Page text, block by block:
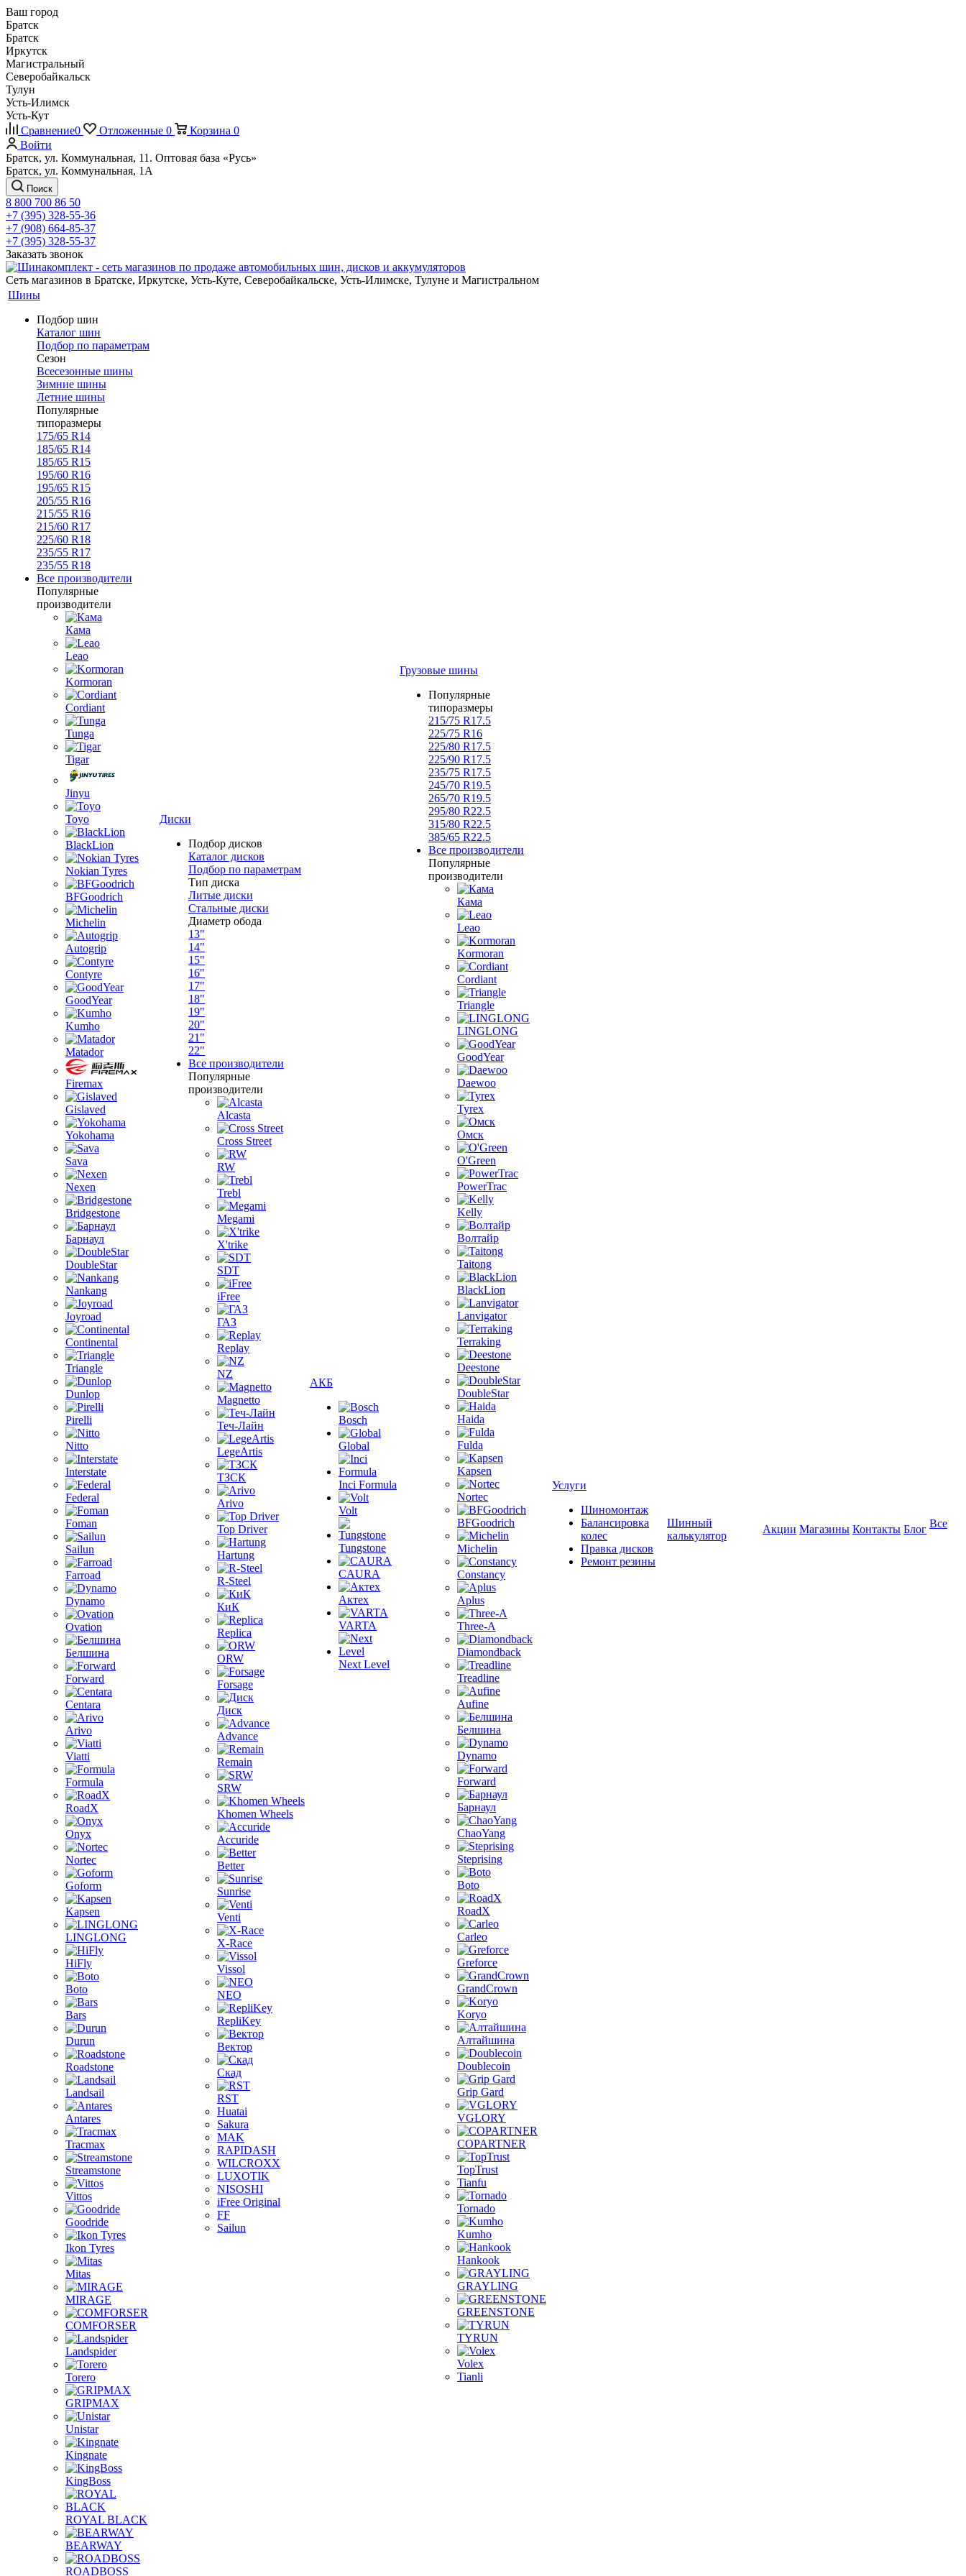
Ваш город
Братск
Братск
Иркутск
Магистральный
Северобайкальск
Тулун
Усть-Илимск
Усть-Кут
Сравнение0 Отложенные 0 Корзина 0
Войти
Братск, ул. Коммунальная, 11. Оптовая база «Русь»
Братск, ул. Коммунальная, 1А
Поиск
8 800 700 86 50
+7 (395) 328-55-36
+7 (908) 664-85-37
+7 (395) 328-55-37
Заказать звонок
Сеть магазинов в Братске, Иркутске, Усть-Куте, Северобайкальске, Усть-Илимске, Тулуне и Магистральном
Шины
Подбор шин
Каталог шин
Подбор по параметрам
Сезон
Всесезонные шины
Зимние шины
Летние шины
Популярные
типоразмеры
175/65 R14
185/65 R14
185/65 R15
195/60 R16
195/65 R15
205/55 R16
215/55 R16
215/60 R17
225/60 R18
235/55 R17
235/55 R18
Все производители
Популярные
производители
Кама
Leao
Kormoran
Cordiant
Tunga
Tigar
Jinyu
Toyo
BlackLion
Nokian Tyres
BFGoodrich
Michelin
Autogrip
Contyre
GoodYear
Kumho
Matador
Firemax
Gislaved
Yokohama
Sava
Nexen
Bridgestone
Барнаул
DoubleStar
Nankang
Joyroad
Continental
Triangle
Dunlop
Pirelli
Nitto
Interstate
Federal
Foman
Sailun
Farroad
Dynamo
Ovation
Белшина
Forward
Centara
Arivo
Viatti
Formula
RoadX
Onyx
Nortec
Goform
Kapsen
LINGLONG
HiFly
Boto
Bars
Durun
Roadstone
Landsail
Antares
Tracmax
Streamstone
Vittos
Goodride
Ikon Tyres
Mitas
MIRAGE
COMFORSER
Landspider
Torero
GRIPMAX
Unistar
Kingnate
KingBoss
ROYAL BLACK
BEARWAY
ROADBOSS
Диски
Подбор дисков
Каталог дисков
Подбор по параметрам
Тип диска
Литые диски
Стальные диски
Диаметр обода
13"
14"
15"
16"
17"
18"
19"
20"
21"
22"
Все производители
Популярные
производители
Alcasta
Cross Street
RW
Trebl
Megami
X'trike
SDT
iFree
ГАЗ
Replay
NZ
Magnetto
Теч-Лайн
LegeArtis
ТЗСК
Arivo
Top Driver
Hartung
R-Steel
КиК
Replica
ORW
Forsage
Диск
Advance
Remain
SRW
Khomen Wheels
Accuride
Better
Sunrise
Venti
X-Race
Vissol
NEO
RepliKey
Вектор
Скад
RST
Huatai
Sakura
MAK
RAPIDASH
WILCROXX
LUXOTIK
NISOSHI
iFree Original
FF
Sailun
АКБ
Bosch
Global
Inci Formula
Volt
Tungstone
CAURA
Актех
VARTA
Next Level
Грузовые шины
Популярные
типоразмеры
215/75 R17.5
225/75 R16
225/80 R17.5
225/90 R17.5
235/75 R17.5
245/70 R19.5
265/70 R19.5
295/80 R22.5
315/80 R22.5
385/65 R22.5
Все производители
Популярные
производители
Кама
Leao
Kormoran
Cordiant
Triangle
LINGLONG
GoodYear
Daewoo
Tyrex
Омск
O'Green
PowerTrac
Kelly
Волтайр
Taitong
BlackLion
Lanvigator
Terraking
Deestone
DoubleStar
Haida
Fulda
Kapsen
Nortec
BFGoodrich
Michelin
Constancy
Aplus
Three-A
Diamondback
Treadline
Aufine
Белшина
Dynamo
Forward
Барнаул
ChaoYang
Steprising
Boto
RoadX
Carleo
Greforce
GrandCrown
Koryo
Алтайшина
Doublecoin
Grip Gard
VGLORY
COPARTNER
TopTrust
Tianfu
Tornado
Kumho
Hankook
GRAYLING
GREENSTONE
TYRUN
Volex
Tianli
Услуги
Шиномонтаж
Балансировка
колес
Правка дисков
Ремонт резины
Шинный
калькулятор
Акции Магазины Контакты Блог Все